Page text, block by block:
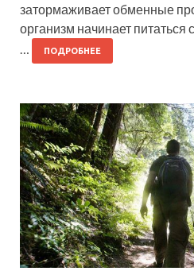
затормаживает обменные
организм начинает питаться
ПОДРОБНЕЕ